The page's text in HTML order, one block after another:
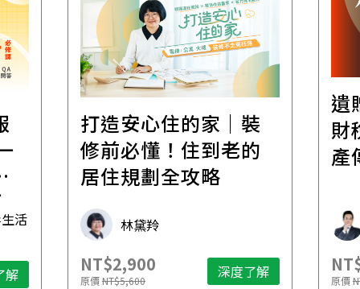
活
解
打造安心住的家｜裝
修前必懂！住到老的
居住規劃全攻略
林黛羚
NT$2,900
原價NT$5,600 深度了解
遺
財
產
原價